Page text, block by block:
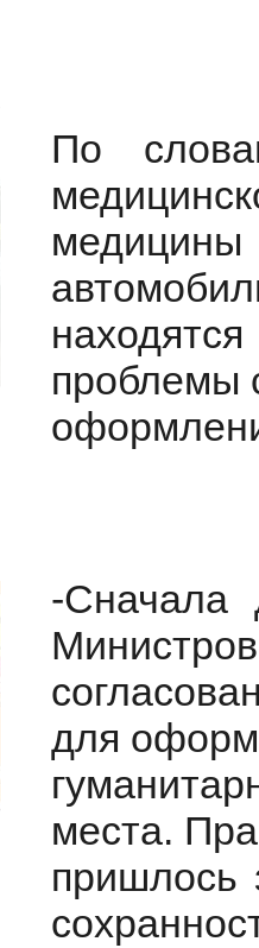
По
проблемы
-Сначала
для
места.
пришлось